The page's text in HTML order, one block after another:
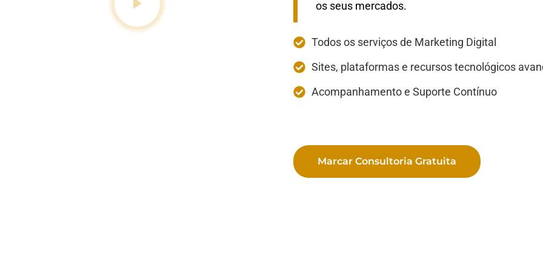
os seus mercados.
Todos os serviços de Marketing Digital
Sites, plataformas e recursos tecnológicos
Acompanhamento e Suporte Contínuo
Marcar Consultoria Gratuita